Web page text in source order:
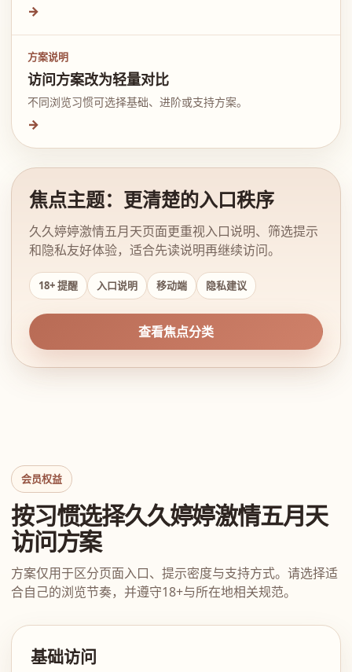
→
方案说明
访问方案改为轻量对比
不同浏览习惯可选择基础、进阶或支持方案。
→
焦点主题：更清楚的入口秩序
久久婷婷激情五月天页面更重视入口说明、筛选提示
和隐私友好体验，适合先读说明再继续访问。
18+ 提醒 入口说明 移动端 隐私建议
查看焦点分类
会员权益
按习惯选择久久婷婷激情五月天
访问方案
方案仅用于区分页面入口、提示密度与支持方式。请选择适
合自己的浏览节奏，并遵守18+与所在地相关规范。
基础访问